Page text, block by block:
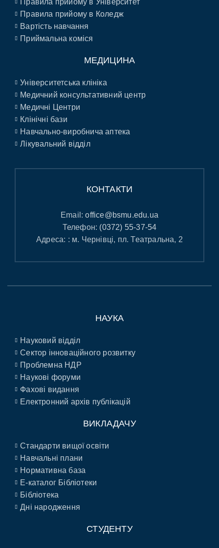
Правила прийому в Коледж
Вартість навчання
Приймальна коміся
МЕДИЦИНА
Університетська клініка
Медичний консультативний центр
Медичні Центри
Клінічні бази
Навчально-виробнича аптека
Лікувальний відділ
КОНТАКТИ
Email:office@bsmu.edu.ua
Телефон: (0372) 55-37-54
Адреса: : м. Чернівці, пл. Театральна, 2
НАУКА
Науковий відділ
Сектор інноваційного розвитку
Проблемна НДР
Наукові форуми
Фахові видання
Електронний архів публікацій
ВИКЛАДАЧУ
Стандарти вищої освіти
Навчальні плани
Нормативна база
E-каталог Бібліотеки
Бібліотека
Дні народження
СТУДЕНТУ